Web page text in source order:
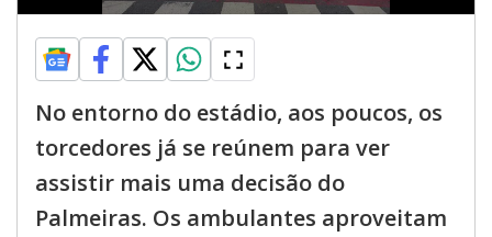
No entorno do estádio, aos poucos, os
torcedores já se reúnem para ver
assistir mais uma decisão do
Palmeiras. Os ambulantes aproveitam